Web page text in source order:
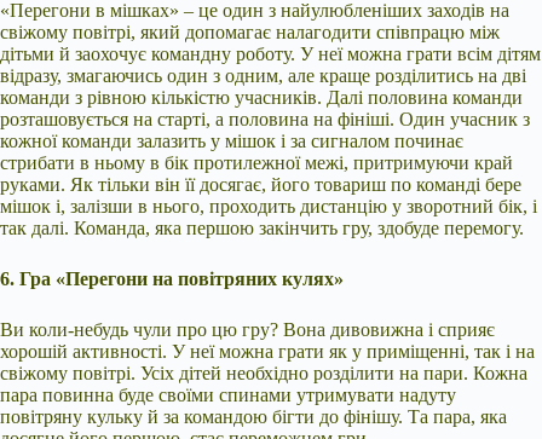
«Перегони в мішках» – це один з найулюбленіших заходів на
свіжому повітрі, який допомагає налагодити співпрацю між
дітьми й заохочує командну роботу. У неї можна грати всім дітям
відразу, змагаючись один з одним, але краще розділитись на дві
команди з рівною кількістю учасників. Далі половина команди
розташовується на старті, а половина на фініші. Один учасник з
кожної команди залазить у мішок і за сигналом починає
стрибати в ньому в бік протилежної межі, притримуючи край
руками. Як тільки він її досягає, його товариш по команді бере
мішок і, залізши в нього, проходить дистанцію у зворотний бік, і
так далі. Команда, яка першою закінчить гру, здобуде перемогу.
6. Гра «Перегони на повітряних кулях»
Ви коли-небудь чули про цю гру? Вона дивовижна і сприяє
хорошій активності. У неї можна грати як у приміщенні, так і на
свіжому повітрі. Усіх дітей необхідно розділити на пари. Кожна
пара повинна буде своїми спинами утримувати надуту
повітряну кульку й за командою бігти до фінішу. Та пара, яка